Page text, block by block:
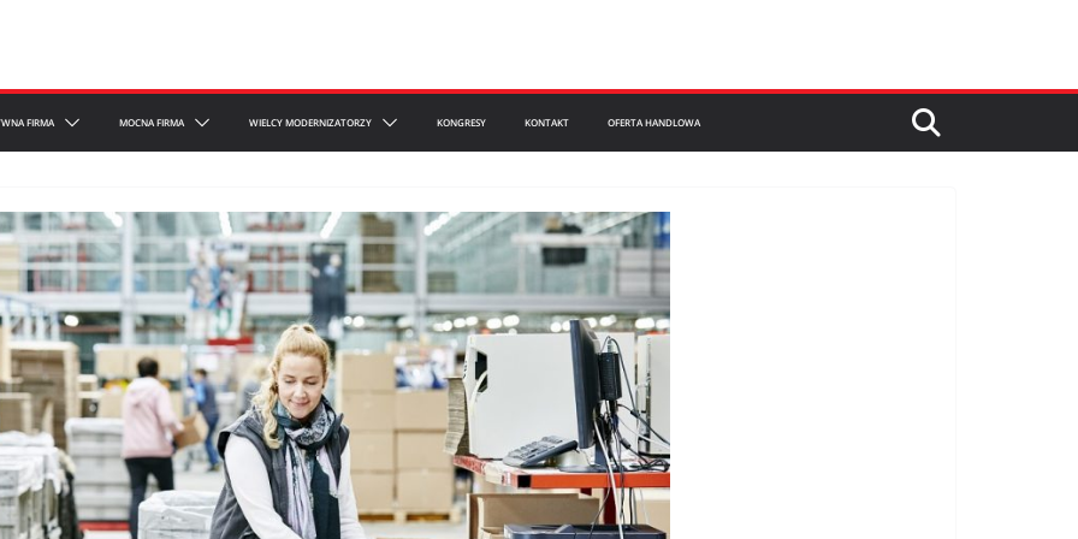
FIRMA MOCNA FIRMA WIELCY MODERNIZATORZY KONGRESY KONTAKT OFERTA HANDLOWA